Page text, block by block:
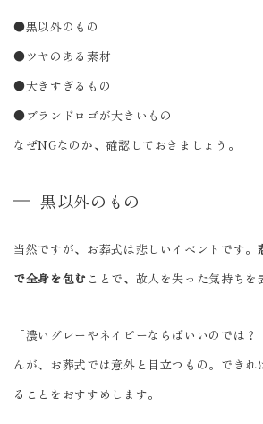
●黒以外のもの
●ツヤのある素材
●大きすぎるもの
●ブランドロゴが大きいもの
なぜNGなのか、確認しておきましょう。
黒以外のもの
当然ですが、お葬式は悲しいイベントです。
で全身を包む ことで、故人を失った気持ちを
「濃いグレーやネイビーならばいいのでは
んが、お葬式では意外と目立つもの。できれ
ることをおすすめします。